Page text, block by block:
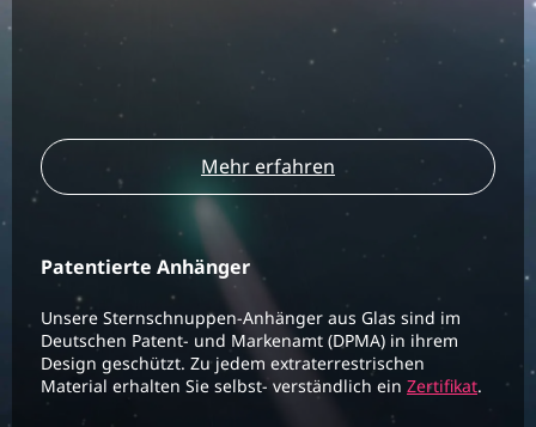
Mehr erfahren
Patentierte Anhänger
Unsere Sternschnuppen-Anhänger aus Glas sind im
Deutschen Patent- und Markenamt (DPMA) in ihrem
Design geschützt. Zu jedem extraterrestrischen
Material erhalten Sie selbst- verständlich ein Zertifikat.